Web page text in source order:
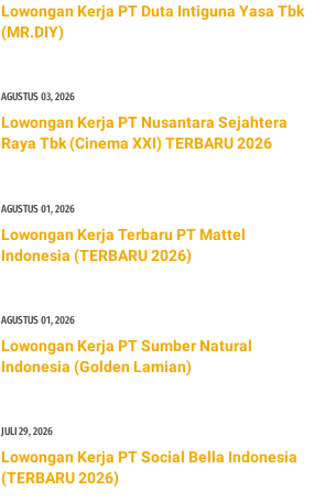
Lowongan Kerja PT Duta Intiguna Yasa Tbk
(MR.DIY)
AGUSTUS 03, 2026
Lowongan Kerja PT Nusantara Sejahtera
Raya Tbk (Cinema XXI) TERBARU 2026
AGUSTUS 01, 2026
Lowongan Kerja Terbaru PT Mattel
Indonesia (TERBARU 2026)
AGUSTUS 01, 2026
Lowongan Kerja PT Sumber Natural
Indonesia (Golden Lamian)
JULI 29, 2026
Lowongan Kerja PT Social Bella Indonesia
(TERBARU 2026)